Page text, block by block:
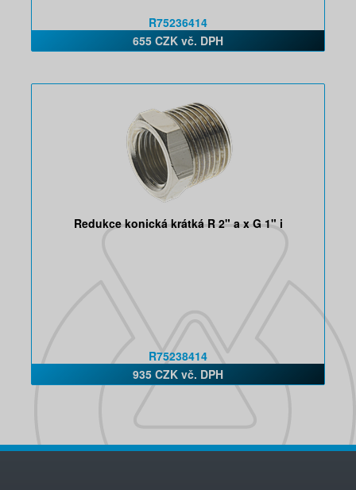
R75236414
655 CZK vč. DPH
Redukce konická krátká R 2" a x G 1" i
R75238414
935 CZK vč. DPH